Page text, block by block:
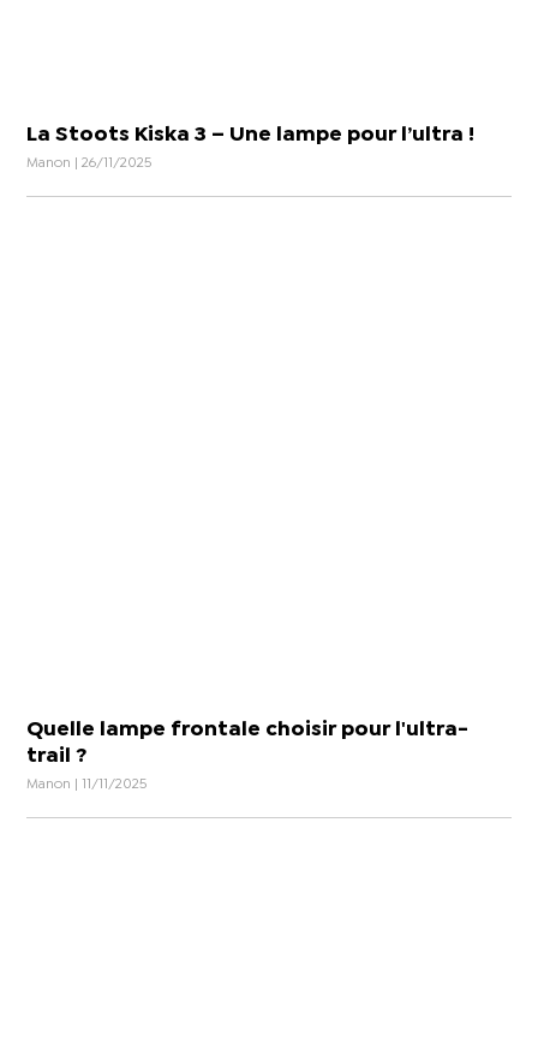
La Stoots Kiska 3 – Une lampe pour l’ultra !
Manon | 26/11/2025
Quelle lampe frontale choisir pour l'ultra-
trail ?
Manon | 11/11/2025